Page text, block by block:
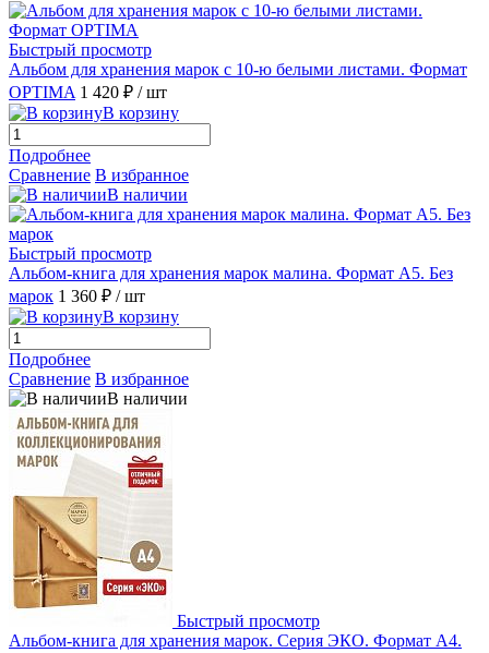
Быстрый просмотр
Альбом для хранения марок с 10-ю белыми листами. Формат
OPTIMA 1 420 ₽ / шт
В корзину
Подробнее
Сравнение В избранное
В наличии
Быстрый просмотр
Альбом-книга для хранения марок малина. Формат А5. Без
марoк 1 360 ₽ / шт
В корзину
Подробнее
Сравнение В избранное
В наличии
Быстрый просмотр
Альбом-книга для хранения марок. Серия ЭКО. Формат А4.